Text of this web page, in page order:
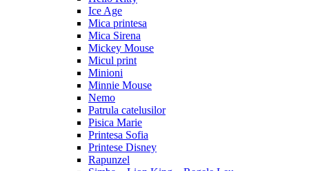
Ice Age
Mica printesa
Mica Sirena
Mickey Mouse
Micul print
Minioni
Minnie Mouse
Nemo
Patrula catelusilor
Pisica Marie
Printesa Sofia
Printese Disney
Rapunzel